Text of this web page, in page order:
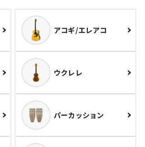
アコギ/エレアコ
ウクレレ
パーカッション